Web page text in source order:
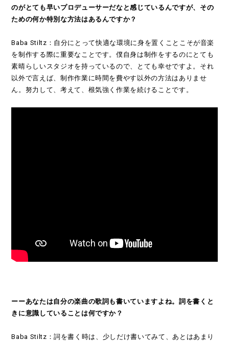
のがとても早いプロデューサーだなと感じているんですが、その
ための何か特別な方法はあるんですか？
Baba Stiltz：自分にとって快適な環境に身を置くことこそが音楽
を制作する際に重要なことです。僕自身は制作をするのにとても
素晴らしいスタジオを持っているので、とても幸せですよ。それ
以外で言えば、制作作業に時間を費やす以外の方法はありませ
ん。努力して、考えて、根気強く作業を続けることです。
ーーあなたは自分の楽曲の歌詞も書いていますよね。詞を書くと
きに意識していることは何ですか？
Baba Stiltz：詞を書く時は、少しだけ書いてみて、あとはあまり